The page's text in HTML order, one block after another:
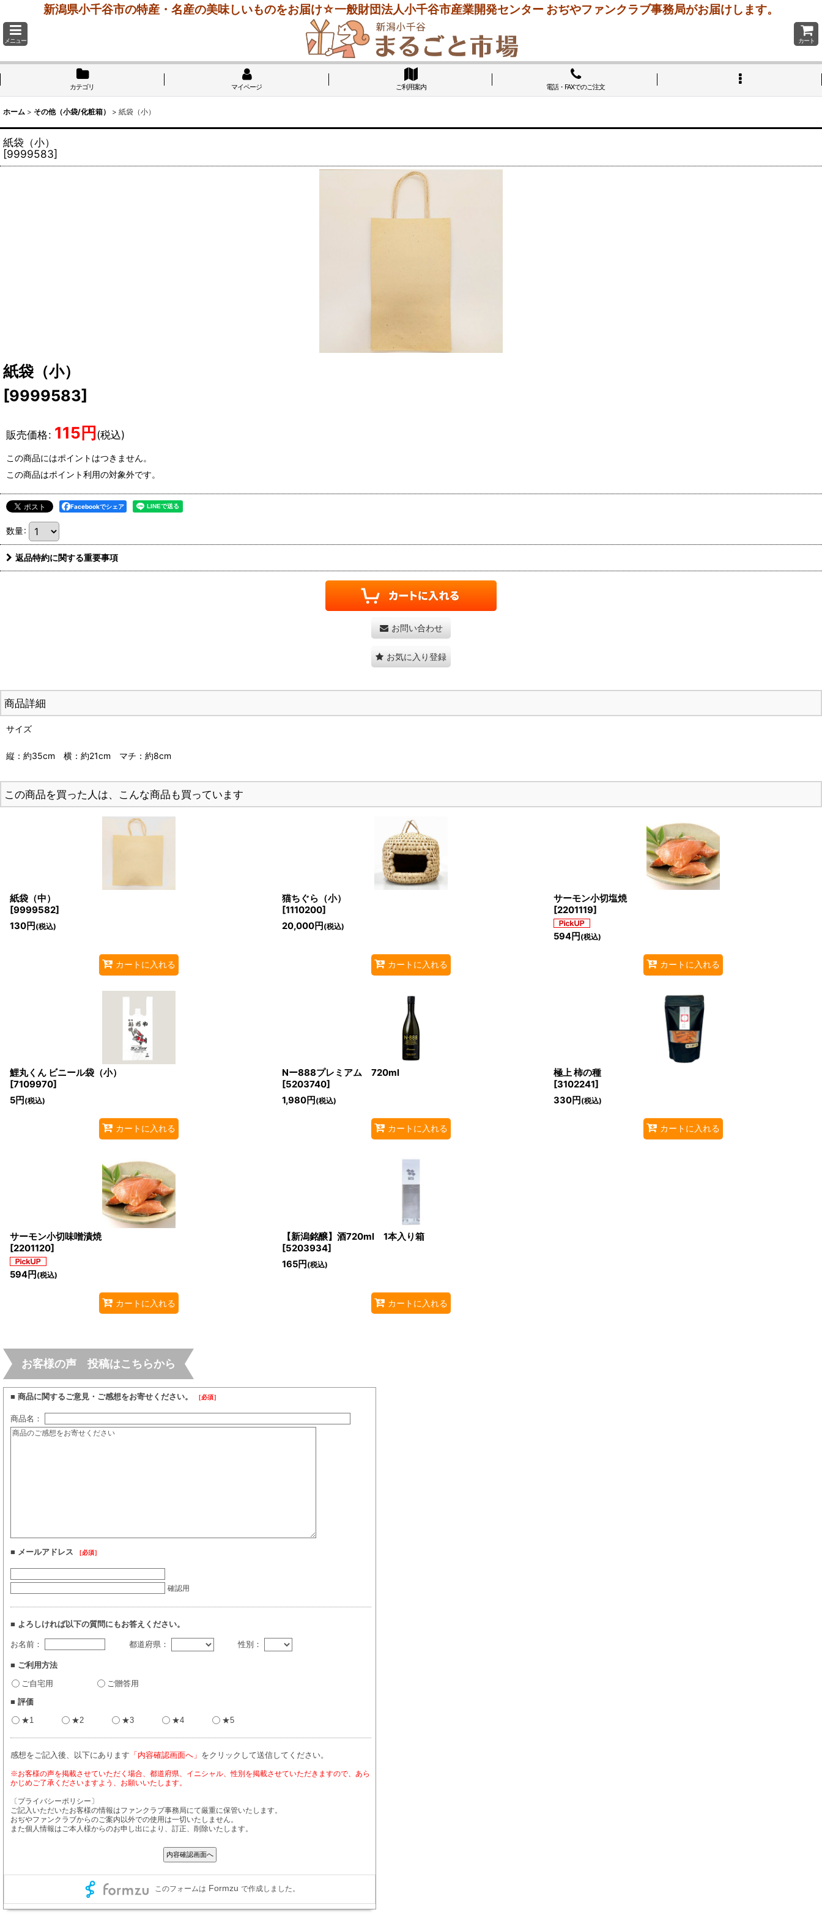
新潟県小千谷市の特産・名産の美味しいものをお届け☆一般財団法人小千谷市産業開発センター おぢやファンクラブ事務局がお届けします。
メニュー カート
カテゴリ マイページ ご利用案内 電話・FAXでのご注文
ホーム > その他（小袋/化粧箱） > 紙袋（小）
紙袋（小）
[9999583]
紙袋（小）
[9999583]
販売価格: 115円 (税込)
この商品にはポイントはつきません。
この商品はポイント利用の対象外です。
Facebookでシェア
数量:
返品特約に関する重要事項
お問い合わせ
お気に入り登録
商品詳細
サイズ
縦：約35cm 横：約21cm マチ：約8cm
この商品を買った人は、こんな商品も買っています
紙袋（中）
[9999582]
130円 (税込)
カートに入れる
猫ちぐら（小）
[1110200]
20,000円 (税込)
カートに入れる
サーモン小切塩焼
[2201119]
594円 (税込)
カートに入れる
鯉丸くん ビニール袋（小）
[7109970]
5円 (税込)
カートに入れる
Nー888プレミアム 720ml
[5203740]
1,980円 (税込)
カートに入れる
極上 柿の種
[3102241]
330円 (税込)
カートに入れる
サーモン小切味噌漬焼
[2201120]
594円 (税込)
カートに入れる
【新潟銘醸】酒720ml 1本入り箱
[5203934]
165円 (税込)
カートに入れる
お客様の声 投稿はこちらから